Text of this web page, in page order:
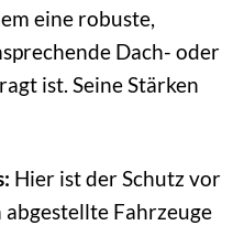
eine robuste,
Dach- oder
ist. Seine Stärken
Hier ist der Schutz vor
Fahrzeuge